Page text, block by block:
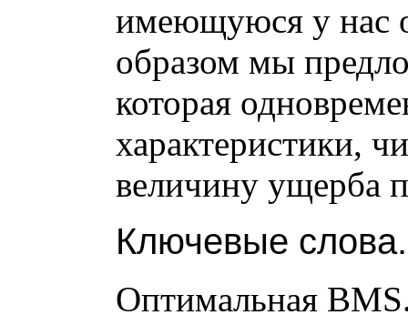
имеющуюся у нас
образом мы
которая
характеристики,
величину ущерба
Ключевые слова.
Оптимальная